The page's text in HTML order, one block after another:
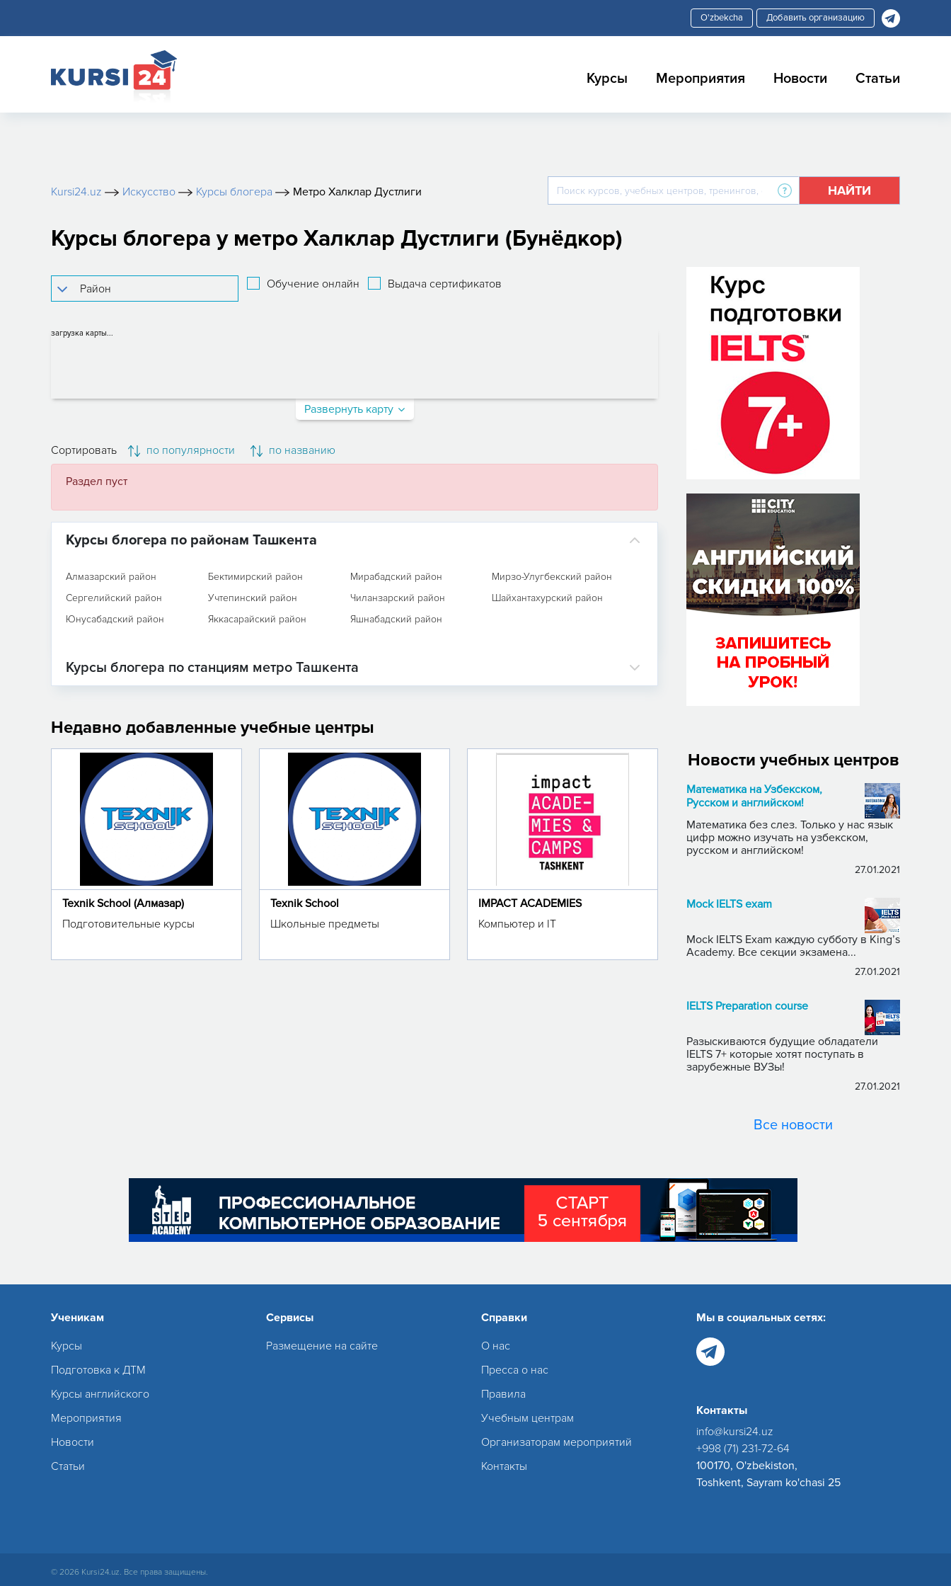
Добавить организацию
Курсы Мероприятия Новости Статьи
Kursi24.uz Искусство Курсы блогера Метро Халклар Дустлиги НАЙТИ
Курсы блогера у метро Халклар Дустлиги (Бунёдкор)
Обучение онлайн Выдача сертификатов
загрузка карты...
Развернуть карту
Сортировать по популярности по названию
Раздел пуст
Курсы блогера по районам Ташкента
Алмазарский район Бектимирский район Мирабадский район
Мирзо-Улугбекский район
Сергелийский район
Учтепинский район Чиланзарский район
Шайхантахурский район
Юнусабадский район
Яккасарайский район Яшнабадский район
Курсы блогера по станциям метро Ташкента
Недавно добавленные учебные центры
Texnik School (Алмазар)
Подготовительные курсы
Texnik School
Школьные предметы
IMPACT ACADEMIES
Компьютер и IT
Новости учебных центров
Математика на Узбекском,
Русском и английском!
Математика без слез. Только у нас язык
цифр можно изучать на узбекском,
русском и английском!
27.01.2021
Mock IELTS exam
Mock IELTS Exam каждую субботу в King’s
Academy. Все секции экзамена...
27.01.2021
IELTS Preparation course
Разыскиваются будущие обладатели
IELTS 7+ которые хотят поступать в
зарубежные ВУЗы!
27.01.2021
Все новости
Ученикам
Курсы
Подготовка к ДТМ
Курсы английского
Мероприятия
Новости
Статьи
Сервисы
Размещение на сайте
Справки
О нас
Пресса о нас
Правила
Учебным центрам
Организаторам мероприятий
Контакты
Мы в социальных сетях:
Контакты
info@kursi24.uz
+998 (71) 231-72-64
100170, O'zbekiston,
Toshkent, Sayram ko'chasi 25
© 2026 Kursi24.uz. Все права защищены.